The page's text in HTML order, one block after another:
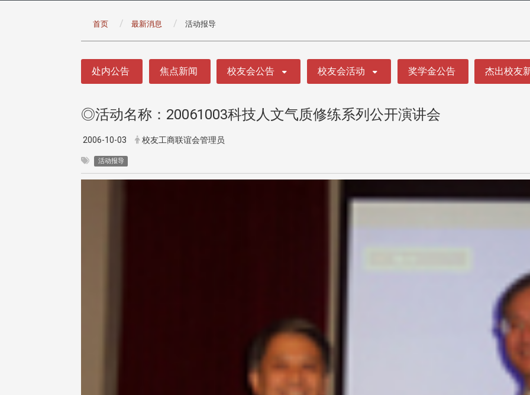
首页 最新消息 活动报导
处内公告 焦点新闻 校友会公告 校友会活动 奖学金公告 杰出校友
◎活动名称：20061003科技人文气质修练系列公开演讲会
2006-10-03 校友工商联谊会管理员
活动报导